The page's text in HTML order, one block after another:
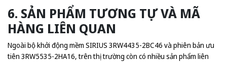
6. SẢN PHẨM TƯƠNG TỰ VÀ MÃ
HÀNG LIÊN QUAN
Ngoài bộ khởi động mềm SIRIUS 3RW4435-2BC46 và phiên bản ưu
tiên 3RW5535-2HA16, trên thị trường còn có nhiều sản phẩm liên